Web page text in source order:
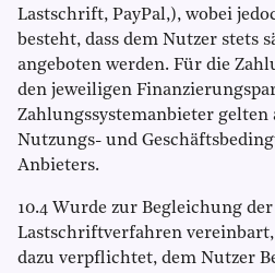
Lastschrift, PayPal,), wobei
besteht, dass dem Nutzer stets
angeboten werden. Für die
den jeweiligen
Zahlungssystemanbieter
Nutzungs- und
Anbieters.
10.4 Wurde zur Begleichung
Lastschriftverfahren vereinbart,
dazu verpflichtet, dem Nutzer